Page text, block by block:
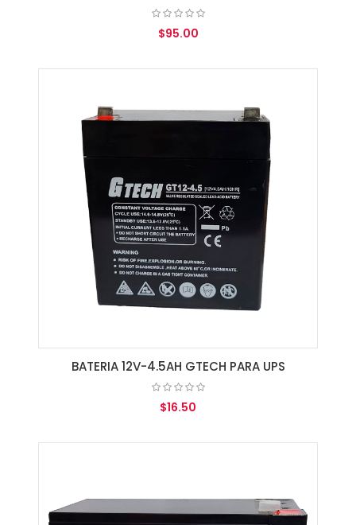
$95.00
BATERIA 12V-4.5AH GTECH PARA UPS
$16.50